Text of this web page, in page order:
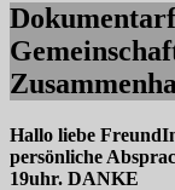
Hallo liebe
persönliche
19uhr. DANKE